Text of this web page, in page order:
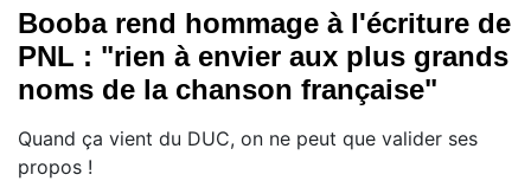
Booba rend hommage à l'écriture de
PNL : "rien à envier aux plus grands
noms de la chanson française"
Quand ça vient du DUC, on ne peut que valider ses
propos !